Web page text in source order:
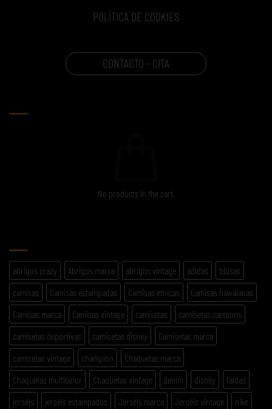
POLÍTICA DE COOKIES
CONTACTO - CITA
No products in the cart.
abrigos crazy Abrigos marca abrigos vintage adidas
blusas
camisas
Camisas estampadas Camisas etnicas
Camisas hawaianas
Camisas marca
Camisas vintage camisetas
camisetas cartoons
camisetas deportivas
camisetas disney
Camisetas marca
camisetas vintage
champion
Chaquetas marca
Chaquetas multicolor
Chaquetas vintage denim disney
faldas
jerséis
jerséis estampados Jerséis marca Jerséis vintage
nike